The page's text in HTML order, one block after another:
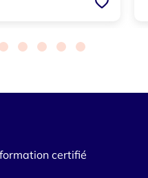
certifié